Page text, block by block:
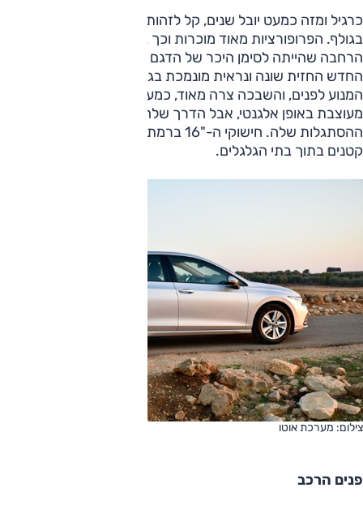
כרגיל ומזה כמעט יובל שנים, קל לזהות ממרחקים שמדובר
בגולף. הפרופורציות מאוד מוכרות וכך גם הקורה האחורית
הרחבה שהייתה לסימן היכר של הדגם כבר בדור הראשון. בדור
החדש החזית שונה ונראית מונמכת בגלל שיפוע בולט של מכסה
המנוע לפנים, והשבכה צרה מאוד, כמעט נעלמת. גולף החדשה
מעוצבת באופן אלגנטי, אבל הדרך שלה שונה וזו דורשת את זמן
ההסתגלות שלה. חישוקי ה-"16 ברמת גימור זו נראים מעט
קטנים בתוך בתי הגלגלים.
צילום: מערכת אוטו
פנים הרכב